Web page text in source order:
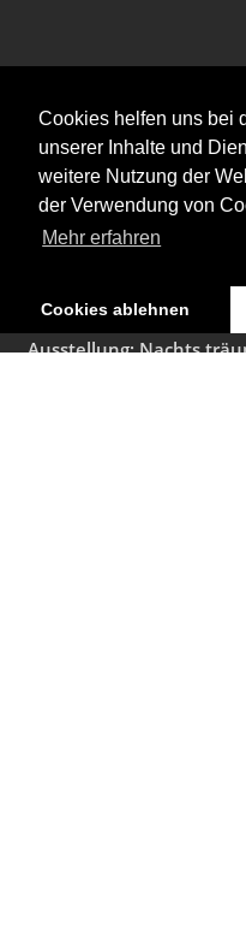
Cookies helfen uns bei
unserer Inhalte und
weitere Nutzung der
der Verwendung von
Mehr erfahren
Cookies ablehnen
Aktuelles
Januar, 2026
Ausstellung: Nachts